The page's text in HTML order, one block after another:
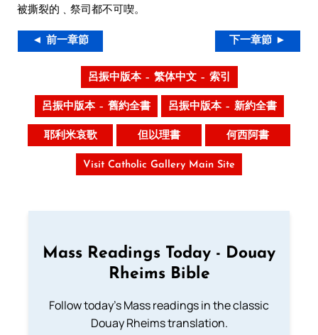
被撕裂的﹑祭司都不可喫。
◄ 前一章節 下一章節 ►
呂振中版本 – 繁体中文 – 索引
呂振中版本 – 舊約全書 呂振中版本 – 新約全書
耶利米哀歌 但以理書 何西阿書
Visit Catholic Gallery Main Site
Mass Readings Today - Douay
Rheims Bible
Follow today's Mass readings in the classic
Douay Rheims translation.